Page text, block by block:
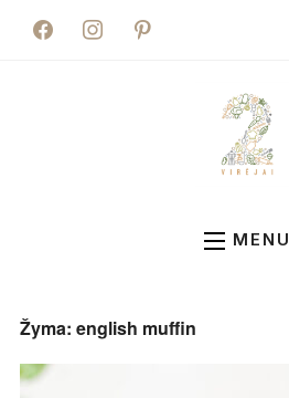
facebookinstagrampinterest
MENU
Žyma: english muffin